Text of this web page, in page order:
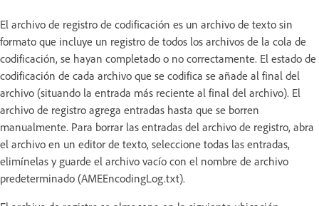
El archivo de registro de codificación es un archivo de texto sin
formato que incluye un registro de todos los archivos de la cola de
codificación, se hayan completado o no correctamente. El estado de
codificación de cada archivo que se codifica se añade al final del
archivo (situando la entrada más reciente al final del archivo). El
archivo de registro agrega entradas hasta que se borren
manualmente. Para borrar las entradas del archivo de registro, abra
el archivo en un editor de texto, seleccione todas las entradas,
elimínelas y guarde el archivo vacío con el nombre de archivo
predeterminado (AMEEncodingLog.txt).